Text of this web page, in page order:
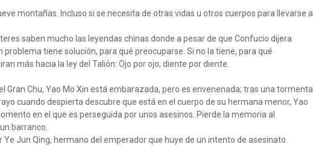
montañas. Incluso si se necesita de otras vidas u otros cuerpos para llevarse a
saben mucho las leyendas chinas donde a pesar de que Confucio dijera
problema tiene solución, para qué preocuparse. Si no la tiene, para qué
más hacia la ley del Talión: Ojo por ojo, diente por diente.
Gran Chu, Yao Mo Xin está embarazada, pero es envenenada; tras una tormenta
cuando despierta descubre que está en el cuerpo de su hermana menor, Yao
en el que es perseguida por unos asesinos. Pierde la memoria al
barranco.
Ye Jun Qing, hermano del emperador que huye de un intento de asesinato.